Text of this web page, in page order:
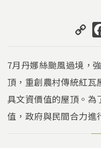
C
o
p
y
Li
n
k
7月丹娜絲颱風過境，
頂，重創農村傳統紅瓦
具文資價值的屋頂。為
值，政府與民間合力進